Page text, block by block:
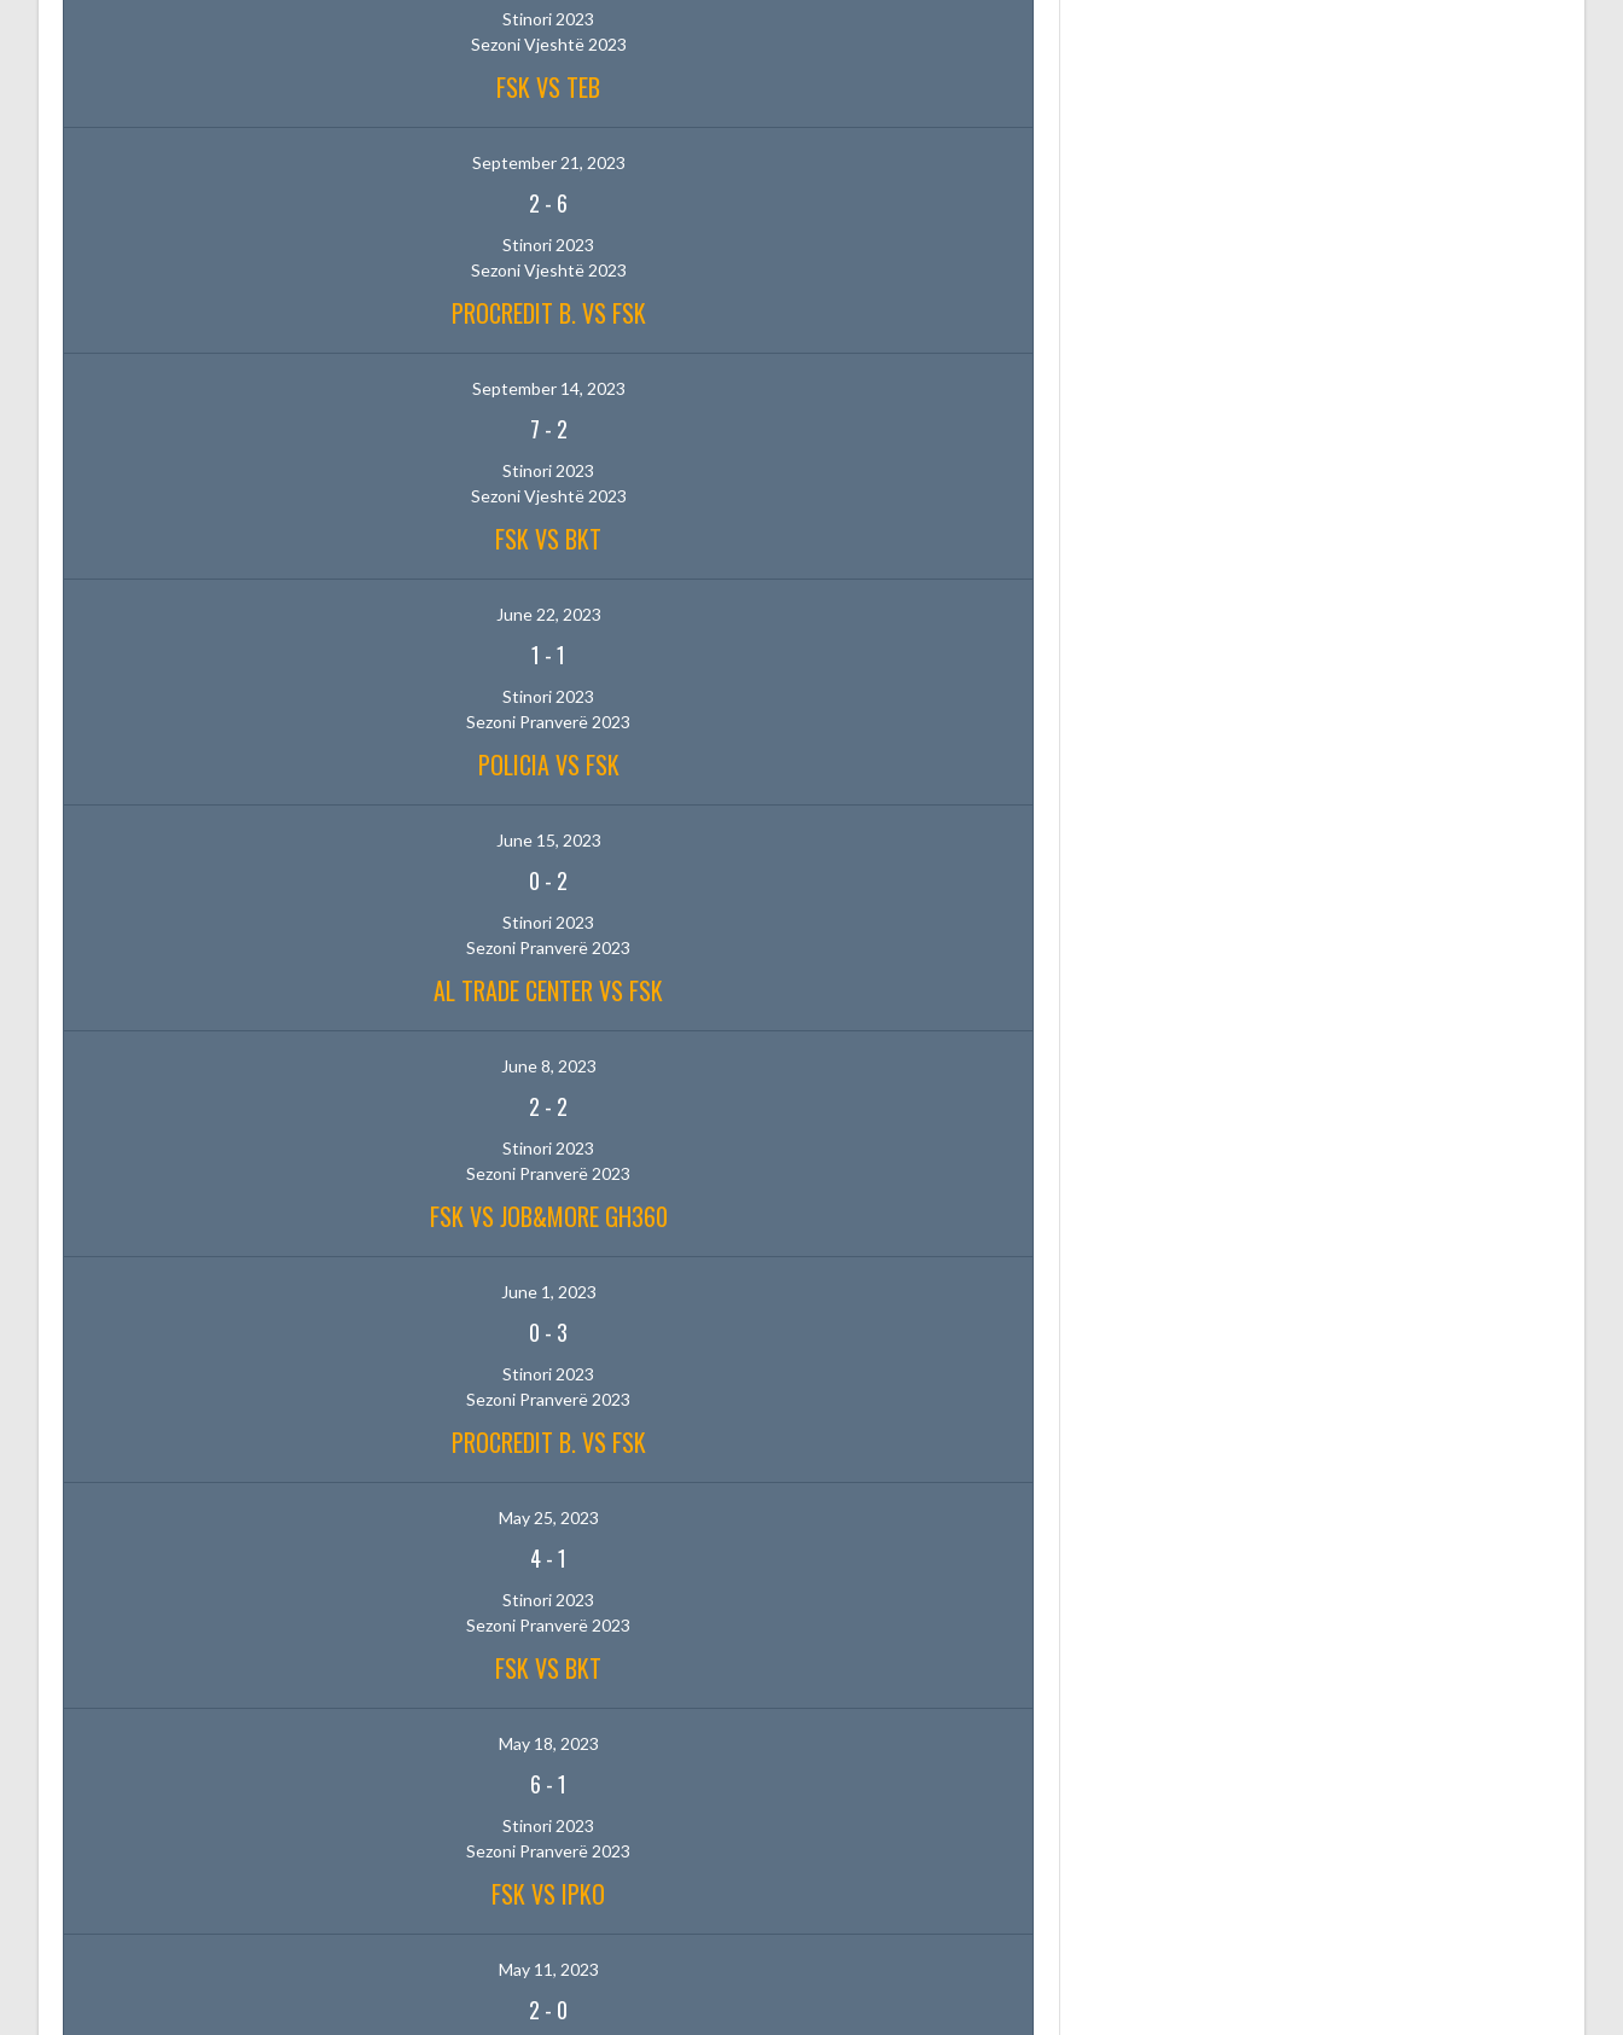
Stinori 2023
Sezoni Vjeshtë 2023
FSK VS TEB
September 21, 2023
2 - 6
Stinori 2023
Sezoni Vjeshtë 2023
PROCREDIT B. VS FSK
September 14, 2023
7 - 2
Stinori 2023
Sezoni Vjeshtë 2023
FSK VS BKT
June 22, 2023
1 -1
Stinori 2023
Sezoni Pranverë 2023
POLICIA VS FSK
June 15, 2023
0 - 2
Stinori 2023
Sezoni Pranverë 2023
AL TRADE CENTER VS FSK
June 8, 2023
2 - 2
Stinori 2023
Sezoni Pranverë 2023
FSK VS JOB&MORE GH360
June 1, 2023
0 - 3
Stinori 2023
Sezoni Pranverë 2023
PROCREDIT B. VS FSK
May 25, 2023
4-1
Stinori 2023
Sezoni Pranverë 2023
FSK VS BKT
May 18, 2023
6 -1
Stinori 2023
Sezoni Pranverë 2023
FSK VS IPKO
May 11, 2023
2 - 0